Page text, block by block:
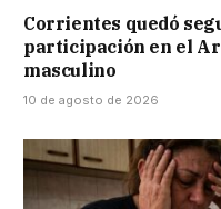
Corrientes quedó
participación en el
masculino
10 de agosto de 2026